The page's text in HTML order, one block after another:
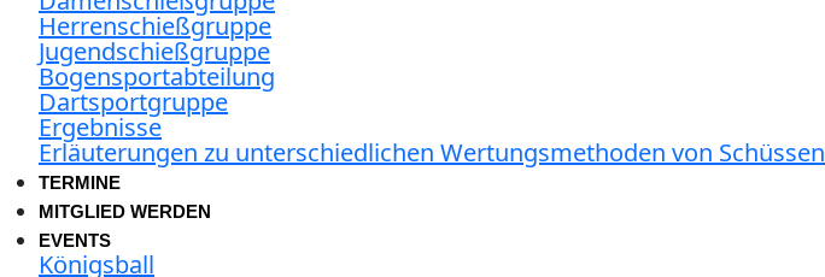
Herrenschießgruppe
Jugendschießgruppe
Bogensportabteilung
Dartsportgruppe
Ergebnisse
Erläuterungen zu unterschiedlichen Wertungsmethoden von Schüssen
TERMINE
MITGLIED WERDEN
EVENTS
Königsball